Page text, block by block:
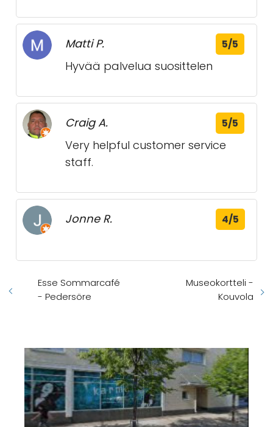
Matti P. 5/5
Hyvää palvelua suosittelen
Craig A. 5/5
Very helpful customer service
staff.
Jonne R. 4/5
Esse Sommarcafé
- Pedersöre
Museokortteli -
Kouvola